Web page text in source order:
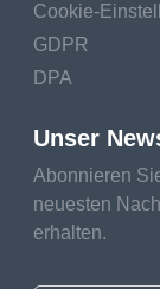
Cookie-
GDPR
DPA
Unser
Abonnieren
neuesten
erhalten.